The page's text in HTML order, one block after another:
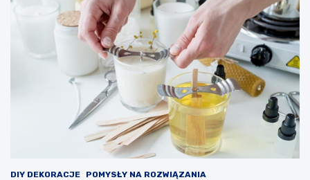
DIY DEKORACJE POMYSŁY NA ROZWIĄZANIA